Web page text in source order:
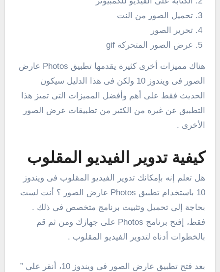
تحميل الصور من النت
تحرير الصور
عرض الصور المتحركة gif
هناك مميزات أخرى كثيرة يقدمها تطبيق Photos عارض
الصور فى ويندوز 10 ولكن فى هذا الدليل سيكون
الحديث فقط على أهم وأفضل المميزات التى تميز هذا
التطبيق عن غيره من الكثير من تطبيقات عرض الصور
الأخرى .
كيفية تدوير الفيديو المقلوب
هل تعلم إنه بإمكانك تدوير الفيديو المقلوب فى ويندوز
10 باستخدام تطبيق Photos عارض الصور ؟ أنت لست
بحاجة إلى تحميل وتثبيت برنامج متخصص فى ذلك .
فقط، إفتح برنامج Photos على جهازك ومن ثم قم
بالخطوات أدناه لتدوير الفيديو المقلوب .
بعد فتح تطبيق عارض الصور فى ويندوز 10، أنقر على ”